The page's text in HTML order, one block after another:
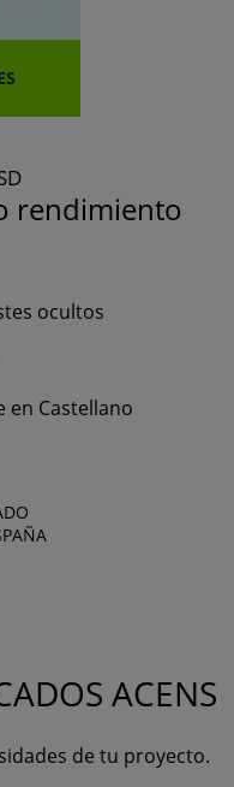
rendimiento
ocultos
en Castellano
ACENS
de tu proyecto.